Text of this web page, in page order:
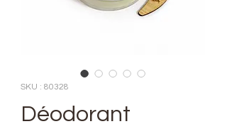
SKU : 80328
Déodorant